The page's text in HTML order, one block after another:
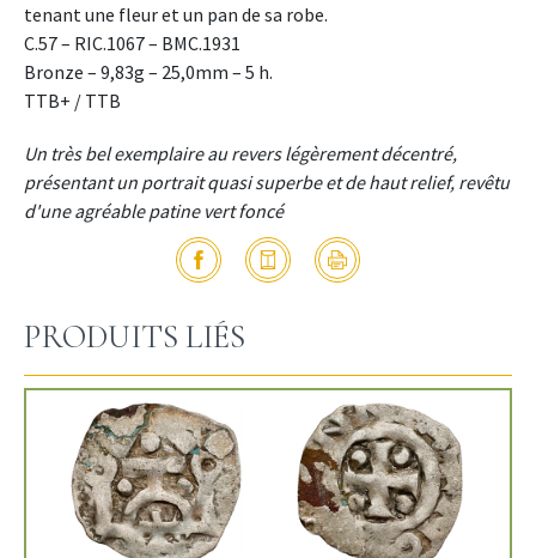
tenant une fleur et un pan de sa robe.
C.57 – RIC.1067 – BMC.1931
Bronze – 9,83g – 25,0mm – 5 h.
TTB+ / TTB
Un très bel exemplaire au revers légèrement décentré,
présentant un portrait quasi superbe et de haut relief, revêtu
d'une agréable patine vert foncé
PRODUITS LIÉS